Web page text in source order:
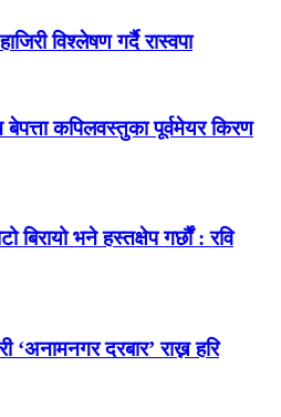
विश्लेषण गर्दै रास्वपा
कपिलवस्तुका पूर्वमेयर किरण
भने हस्तक्षेप गर्छौं : रवि
‘अनामनगर दरबार’ राख्न हरि